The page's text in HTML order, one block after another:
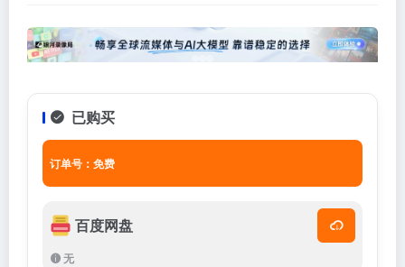
已购买
订单号：免费
百度网盘
无